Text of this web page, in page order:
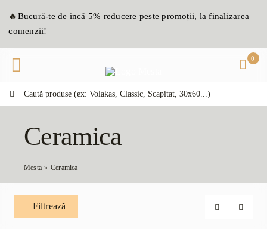
🔥Bucură-te deîncă 5% reducere peste promoții, la finalizarea
comenzii!
0
Ceramica
Mesta Ceramica
Filtrează